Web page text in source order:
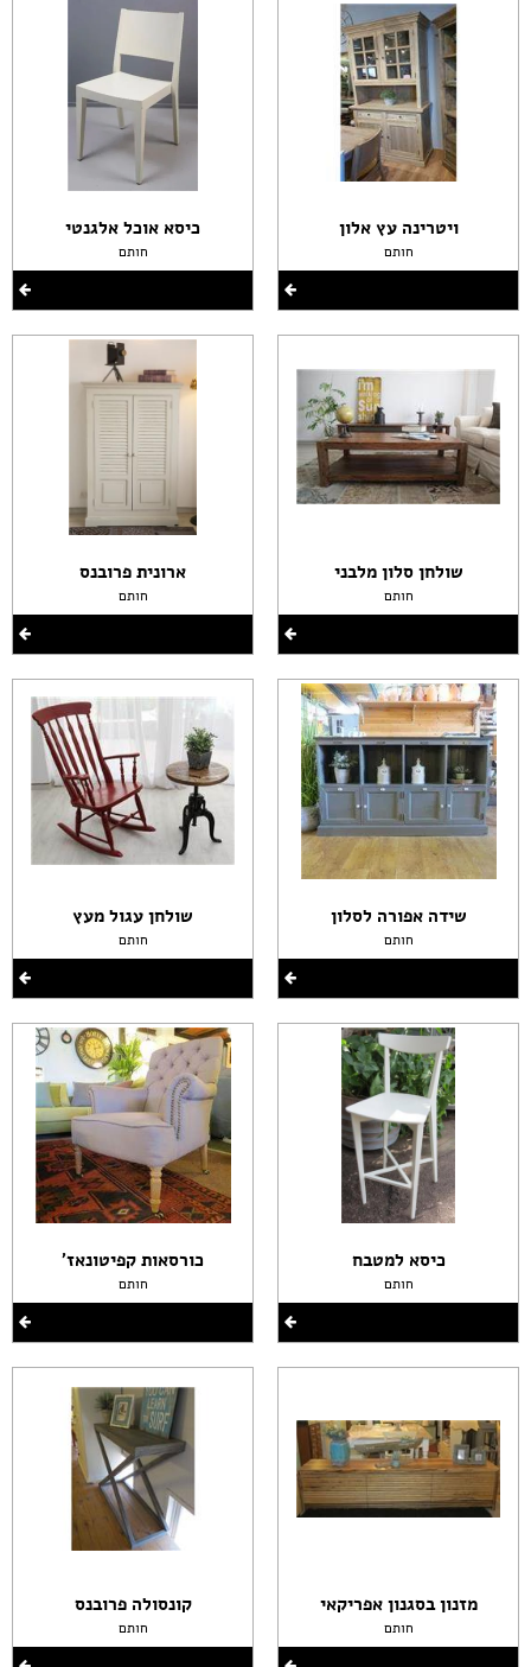
ויטרינה עץ אלון
חותם
שולחן סלון מלבני
חותם
שידה אפורה לסלון
חותם
כיסא למטבח
חותם
מזנון בסגנון אפריקאי
חותם
כיסא אוכל אלגנטי
חותם
ארונית פרובנס
חותם
שולחן עגול מעץ
חותם
כורסאות קפיטונאז'
חותם
קונסולה פרובנס
חותם